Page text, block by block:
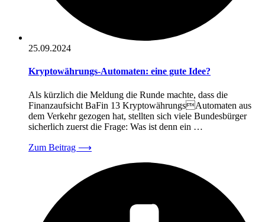
25.09.2024
Kryptowährungs-Automaten: eine gute Idee?
Als kürzlich die Meldung die Runde machte, dass die
Finanzaufsicht BaFin 13 KryptowährungsAutomaten aus
dem Verkehr gezogen hat, stellten sich viele Bundesbürger
sicherlich zuerst die Frage: Was ist denn ein …
Zum Beitrag ⟶